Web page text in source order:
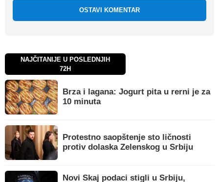
OSTAVI KOMENTAR
NAJČITANIJE U POSLEDNJIH
72H
Brza i lagana: Jogurt pita u rerni je za
10 minuta
Protestno saopštenje sto ličnosti
protiv dolaska Zelenskog u Srbiju
Novi Skaj podaci stigli u Srbiju,